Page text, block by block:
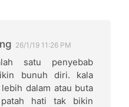
26/1/19 11:26 PM
satu penyebab
bunuh diri. kala
dalam atau buta
hati tak bikin